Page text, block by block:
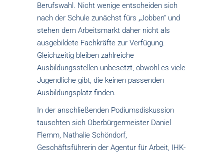
Berufswahl. Nicht wenige entscheiden sich
nach der Schule zunächst fürs „Jobben“ und
stehen dem Arbeitsmarkt daher nicht als
ausgebildete Fachkräfte zur Verfügung.
Gleichzeitig bleiben zahlreiche
Ausbildungsstellen unbesetzt, obwohl es viele
Jugendliche gibt, die keinen passenden
Ausbildungsplatz finden.
In der anschließenden Podiumsdiskussion
tauschten sich Oberbürgermeister Daniel
Flemm, Nathalie Schöndorf,
Geschäftsführerin der Agentur für Arbeit, IHK-